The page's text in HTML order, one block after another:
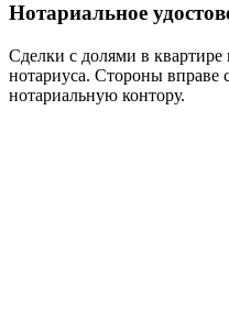
Нотариальное
Сделки с долями в квартире
нотариуса. Стороны вправе
нотариальную контору.